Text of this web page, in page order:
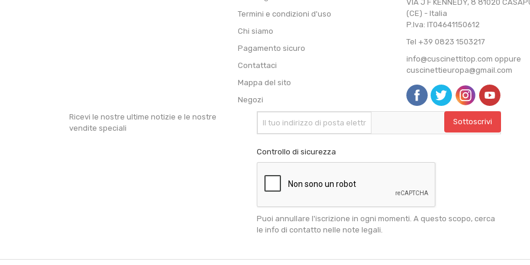
Termini e condizioni d'uso
Chi siamo
Pagamento sicuro
Contattaci
Mappa del sito
Negozi
VIA J F KENNEDY, 8 81020
(CE) - Italia
P.Iva: IT04641150612
Tel +39 0823 1503217
info@cuscinettitop.com oppure
cuscinettieuropa@gmail.com
Ricevi le nostre ultime notizie e le nostre
vendite speciali
Controllo di sicurezza
Puoi annullare l'iscrizione in ogni momenti. A questo scopo, cerca
le info di contatto nelle note legali.